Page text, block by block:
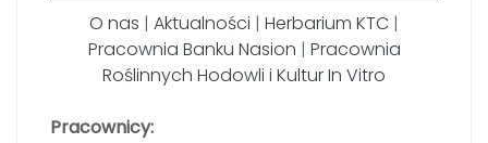
O nas | Aktualności | Herbarium KTC |
Pracownia Banku Nasion | Pracownia
Roślinnych Hodowli i Kultur In Vitro
Pracownicy: